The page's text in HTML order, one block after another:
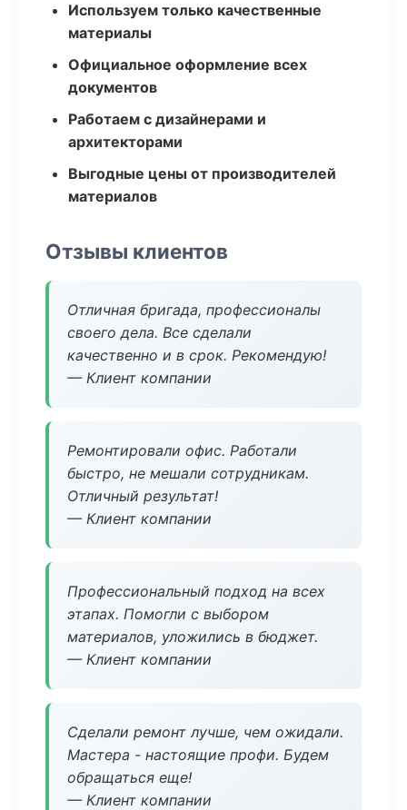
Используем только качественные
материалы
Официальное оформление всех
документов
Работаем с дизайнерами и
архитекторами
Выгодные цены от производителей
материалов
Отзывы клиентов
Отличная бригада, профессионалы
своего дела. Все сделали
качественно и в срок. Рекомендую!
— Клиент компании
Ремонтировали офис. Работали
быстро, не мешали сотрудникам.
Отличный результат!
— Клиент компании
Профессиональный подход на всех
этапах. Помогли с выбором
материалов, уложились в бюджет.
— Клиент компании
Сделали ремонт лучше, чем ожидали.
Мастера - настоящие профи. Будем
обращаться еще!
— Клиент компании